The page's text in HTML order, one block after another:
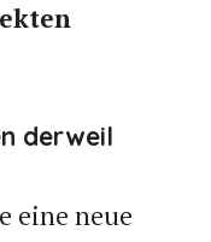
derweil
eine neue